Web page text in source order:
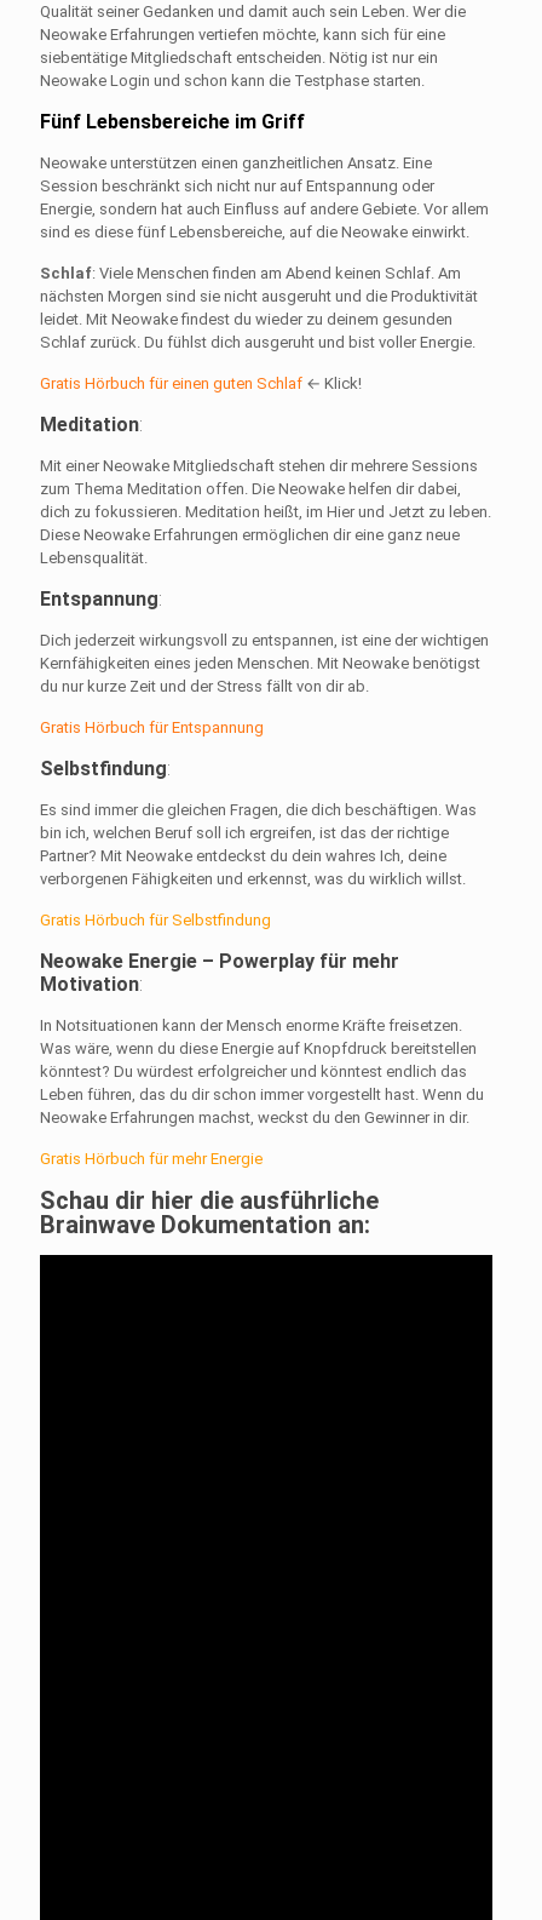
Qualität seiner Gedanken und damit auch sein Leben. Wer die
Neowake Erfahrungen vertiefen möchte, kann sich für eine
siebentätige Mitgliedschaft entscheiden. Nötig ist nur ein
Neowake Login und schon kann die Testphase starten.
Fünf Lebensbereiche im Griff
Neowake unterstützen einen ganzheitlichen Ansatz. Eine
Session beschränkt sich nicht nur auf Entspannung oder
Energie, sondern hat auch Einfluss auf andere Gebiete. Vor allem
sind es diese fünf Lebensbereiche, auf die Neowake einwirkt.
Schlaf: Viele Menschen finden am Abend keinen Schlaf. Am
nächsten Morgen sind sie nicht ausgeruht und die Produktivität
leidet. Mit Neowake findest du wieder zu deinem gesunden
Schlaf zurück. Du fühlst dich ausgeruht und bist voller Energie.
Gratis Hörbuch für einen guten Schlaf ← Klick!
Meditation:
Mit einer Neowake Mitgliedschaft stehen dir mehrere Sessions
zum Thema Meditation offen. Die Neowake helfen dir dabei,
dich zu fokussieren. Meditation heißt, im Hier und Jetzt zu leben.
Diese Neowake Erfahrungen ermöglichen dir eine ganz neue
Lebensqualität.
Entspannung:
Dich jederzeit wirkungsvoll zu entspannen, ist eine der wichtigen
Kernfähigkeiten eines jeden Menschen. Mit Neowake benötigst
du nur kurze Zeit und der Stress fällt von dir ab.
Gratis Hörbuch für Entspannung
Selbstfindung:
Es sind immer die gleichen Fragen, die dich beschäftigen. Was
bin ich, welchen Beruf soll ich ergreifen, ist das der richtige
Partner? Mit Neowake entdeckst du dein wahres Ich, deine
verborgenen Fähigkeiten und erkennst, was du wirklich willst.
Gratis Hörbuch für Selbstfindung
Neowake Energie – Powerplay für mehr
Motivation:
In Notsituationen kann der Mensch enorme Kräfte freisetzen.
Was wäre, wenn du diese Energie auf Knopfdruck bereitstellen
könntest? Du würdest erfolgreicher und könntest endlich das
Leben führen, das du dir schon immer vorgestellt hast. Wenn du
Neowake Erfahrungen machst, weckst du den Gewinner in dir.
Gratis Hörbuch für mehr Energie
Schau dir hier die ausführliche
Brainwave Dokumentation an: